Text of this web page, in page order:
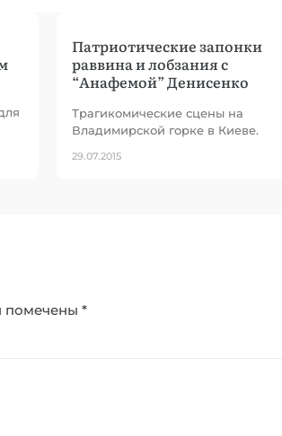
Патриотические запонки
раввина и лобзания с
“Анафемой” Денисенко
Трагикомические сцены на
Владимирской горке в Киеве.
29.07.2015
помечены *